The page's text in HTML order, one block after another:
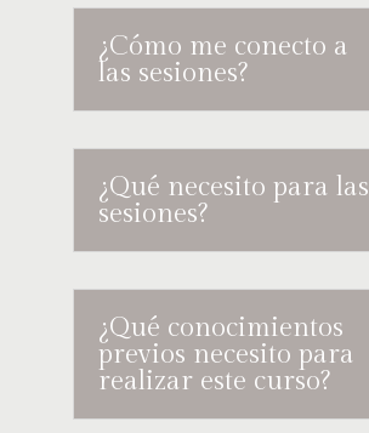
¿Cómo me conecto a
las sesiones?
¿Qué necesito para las
sesiones?
¿Qué conocimientos
previos necesito para
realizar este curso?